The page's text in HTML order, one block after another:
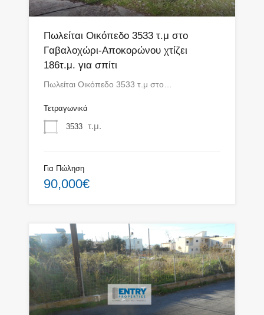
Πωλείται Οικόπεδο 3533 τ.μ στο
Γαβαλοχώρι-Αποκορώνου χτίζει
186τ.μ. για σπίτι
Πωλείται Οικόπεδο 3533 τ.μ στο…
Τετραγωνικά
3533 τ.μ.
Για Πώληση
90,000€